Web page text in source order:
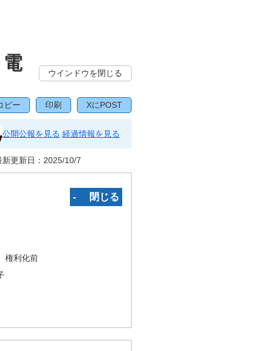
ウインドウを閉じる
ピー 印刷 XにPOST
公開公報を見る 経過情報を見る
新更新日： 2025/10/7
‐ 閉じる
権利化前